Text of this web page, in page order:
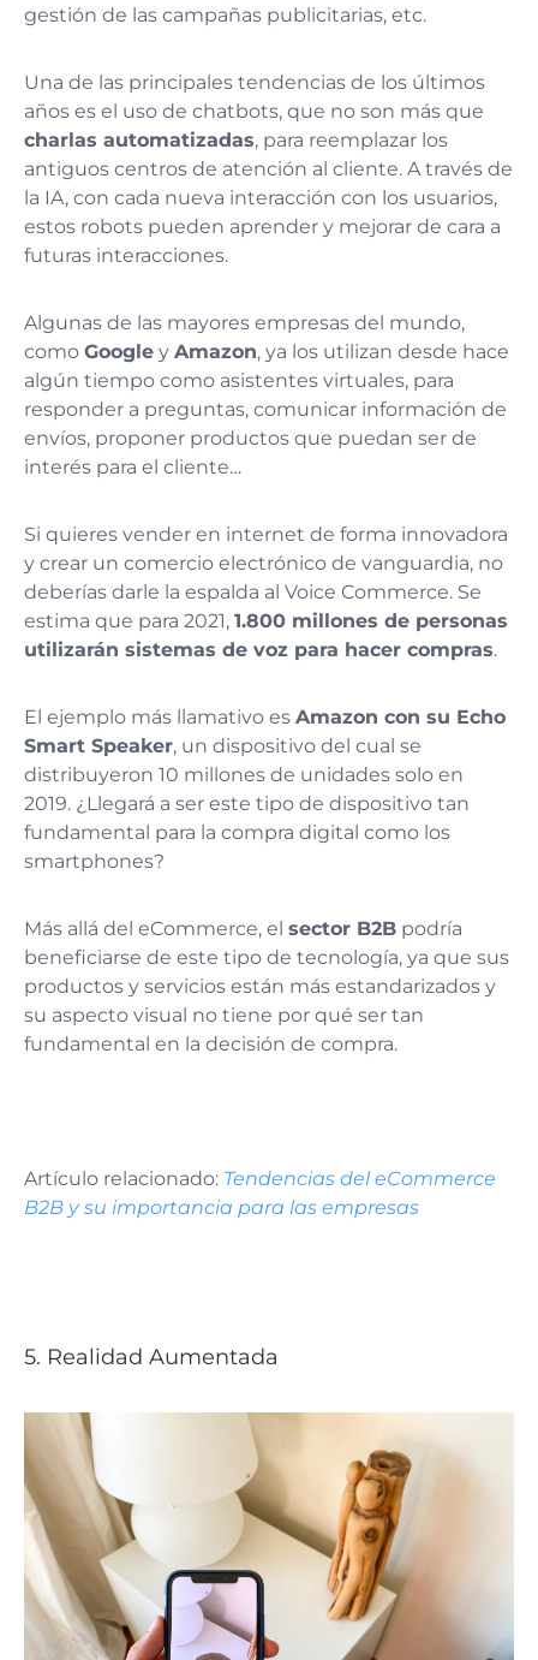
gestión de las campañas publicitarias, etc.
Una de las principales tendencias de los últimos
años es el uso de chatbots, que no son más que
charlas automatizadas, para reemplazar los
antiguos centros de atención al cliente. A través de
la IA, con cada nueva interacción con los usuarios,
estos robots pueden aprender y mejorar de cara a
futuras interacciones.
Algunas de las mayores empresas del mundo,
como Google y Amazon, ya los utilizan desde hace
algún tiempo como asistentes virtuales, para
responder a preguntas, comunicar información de
envíos, proponer productos que puedan ser de
interés para el cliente…
Si quieres vender en internet de forma innovadora
y crear un comercio electrónico de vanguardia, no
deberías darle la espalda al Voice Commerce. Se
estima que para 2021, 1.800 millones de personas
utilizarán sistemas de voz para hacer compras.
El ejemplo más llamativo es Amazon con su Echo
Smart Speaker, un dispositivo del cual se
distribuyeron 10 millones de unidades solo en
2019. ¿Llegará a ser este tipo de dispositivo tan
fundamental para la compra digital como los
smartphones?
Más allá del eCommerce, el sector B2B podría
beneficiarse de este tipo de tecnología, ya que sus
productos y servicios están más estandarizados y
su aspecto visual no tiene por qué ser tan
fundamental en la decisión de compra.
Artículo relacionado: Tendencias del eCommerce
B2B y su importancia para las empresas
5. Realidad Aumentada